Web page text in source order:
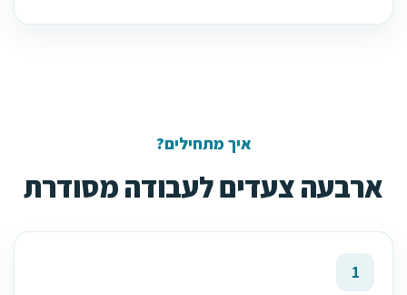
איך מתחילים?
ארבעה צעדים לעבודה מסודרת
1